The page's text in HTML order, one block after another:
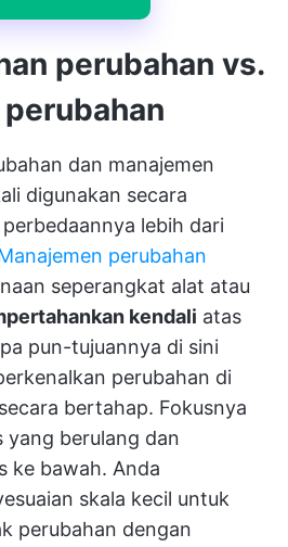
perubahan vs.
dan manajemen
digunakan secara
lebih dari
perubahan
seperangkat alat atau
kendali atas
pun-tujuannya di sini
perubahan di
bertahap. Fokusnya
yang berulang dan
ke bawah. Anda
skala kecil untuk
perubahan dengan